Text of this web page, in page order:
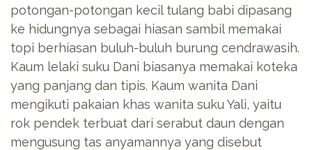
potongan-potongan kecil tulang babi dipasang
ke hidungnya sebagai hiasan sambil memakai
topi berhiasan buluh-buluh burung cendrawasih.
Kaum lelaki suku Dani biasanya memakai koteka
yang panjang dan tipis. Kaum wanita Dani
mengikuti pakaian khas wanita suku Yali, yaitu
rok pendek terbuat dari serabut daun dengan
mengusung tas anyamannya yang disebut